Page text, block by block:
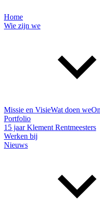
Home
Wie zijn we
Missie en VisieWat doen we
Portfolio
15 jaar Klement Rentmeesters
Werken bij
Nieuws